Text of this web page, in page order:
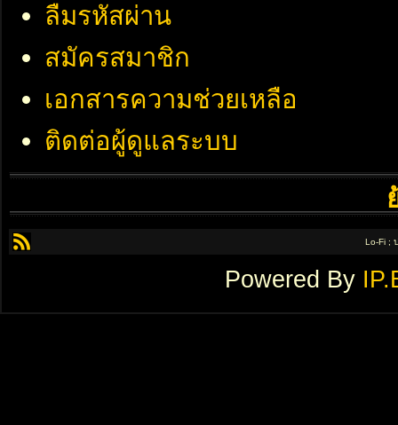
ลืมรหัสผ่าน
สมัครสมาชิก
เอกสารความช่วยเหลือ
ติดต่อผู้ดูแลระบบ
Lo-Fi ;
Powered By